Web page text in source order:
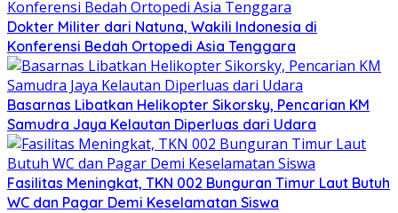
Dokter Militer dari Natuna, Wakili Indonesia di
Konferensi Bedah Ortopedi Asia Tenggara
Basarnas Libatkan Helikopter Sikorsky, Pencarian KM
Samudra Jaya Kelautan Diperluas dari Udara
Fasilitas Meningkat, TKN 002 Bunguran Timur Laut Butuh
WC dan Pagar Demi Keselamatan Siswa